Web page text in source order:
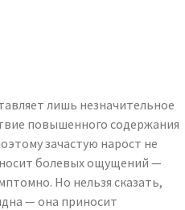
лишь незначительное
повышенного содержания
зачастую нарост не
болевых ощущений —
Но нельзя сказать,
— она приносит